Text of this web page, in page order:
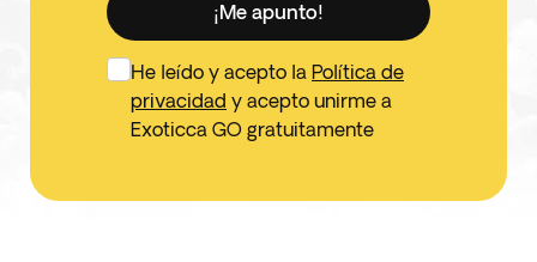
¡Me apunto!
He leído y acepto la Política de
privacidad y acepto unirme a
Exoticca GO gratuitamente